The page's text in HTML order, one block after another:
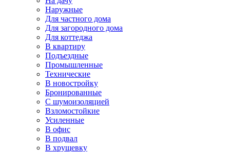
Наружные
Для частного дома
Для загородного дома
Для коттеджа
В квартиру
Подъездные
Промышленные
Технические
В новостройку
Бронированные
С шумоизоляцией
Взломостойкие
Усиленные
В офис
В подвал
В хрущевку